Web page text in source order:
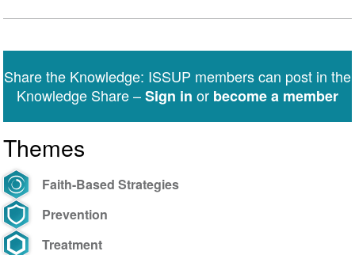
Share the Knowledge: ISSUP members can post in the
Knowledge Share –Sign in or become a member
Themes
Faith-Based Strategies
Prevention
Treatment